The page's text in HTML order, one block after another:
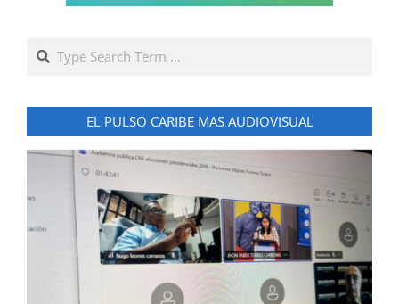
Search
EL PULSO CARIBE MAS AUDIOVISUAL